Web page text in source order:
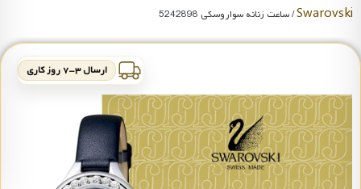
Swarovski/ ساعت زنانه سواروسکی 5242898
ارسال ۳-۷ روز کاری